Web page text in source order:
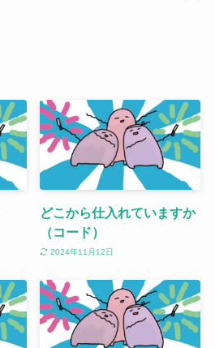
どこから仕入れていますか
（コード）
2024年11月12日